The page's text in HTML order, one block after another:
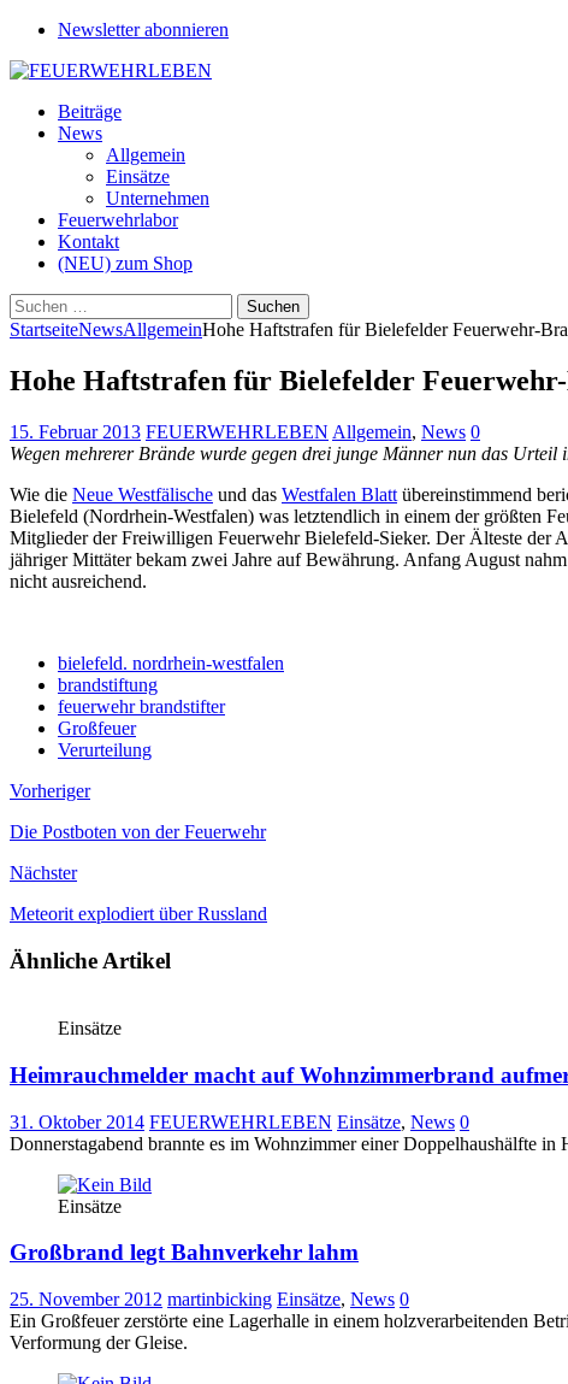
Newsletter abonnieren
Beiträge
News
Allgemein
Einsätze
Unternehmen
Feuerwehrlabor
Kontakt
(NEU) zum Shop
Suchen
nach:
StartseiteNewsAllgemeinHohe Haftstrafen für Bielefelder Feuerwehr-
Hohe Haftstrafen für Bielefelder
15. Februar 2013 FEUERWEHRLEBEN Allgemein, News 0
Wegen mehrerer Brände wurde gegen drei junge Männer nun das
Wie die Neue Westfälische und das Westfalen Blatt übereinstimmend
Bielefeld (Nordrhein-Westfalen) was letztendlich in einem der größten
Mitglieder der Freiwilligen Feuerwehr Bielefeld-Sieker. Der Älteste der
jähriger Mittäter bekam zwei Jahre auf Bewährung. Anfang August
nicht ausreichend.
bielefeld. nordrhein-westfalen
brandstiftung
feuerwehr brandstifter
Großfeuer
Verurteilung
Vorheriger
Die Postboten von der Feuerwehr
Nächster
Meteorit explodiert über Russland
Ähnliche Artikel
Einsätze
Heimrauchmelder macht auf Wohnzimmerbrand
31. Oktober 2014 FEUERWEHRLEBEN Einsätze, News 0
Donnerstagabend brannte es im Wohnzimmer einer Doppelhaushälfte
Einsätze
Großbrand legt Bahnverkehr lahm
25. November 2012 martinbicking Einsätze, News 0
Ein Großfeuer zerstörte eine Lagerhalle in einem holzverarbeitenden
Verformung der Gleise.